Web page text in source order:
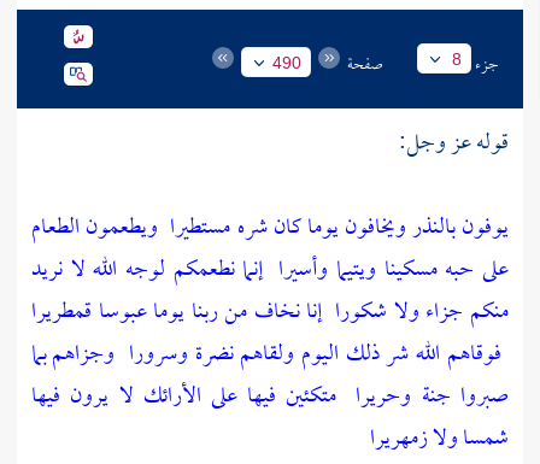
جزء 8 صفحة 490
قوله عز وجل:
يوفون بالنذر ويخافون يوما كان شره مستطيرا ويطعمون الطعام
على حبه مسكينا ويتيما وأسيرا إنما نطعمكم لوجه الله لا نريد
منكم جزاء ولا شكورا إنا نخاف من ربنا يوما عبوسا قمطريرا
فوقاهم الله شر ذلك اليوم ولقاهم نضرة وسرورا وجزاهم بما
صبروا جنة وحريرا متكئين فيها على الأرائك لا يرون فيها
شمسا ولا زمهريرا